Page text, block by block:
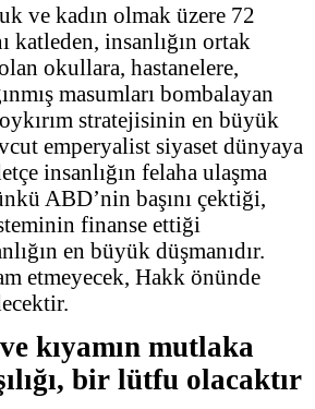
ve kadın olmak üzere 72
katleden, insanlığın ortak
okullara, hastanelere,
masumları bombalayan
stratejisinin en büyük
emperyalist siyaset dünyaya
insanlığın felaha ulaşma
ABD’nin başını çektiği,
finanse ettiği
en büyük düşmanıdır.
etmeyecek, Hakk önünde
edecektir.
kıyamın mutlaka
bir lütfu olacaktır